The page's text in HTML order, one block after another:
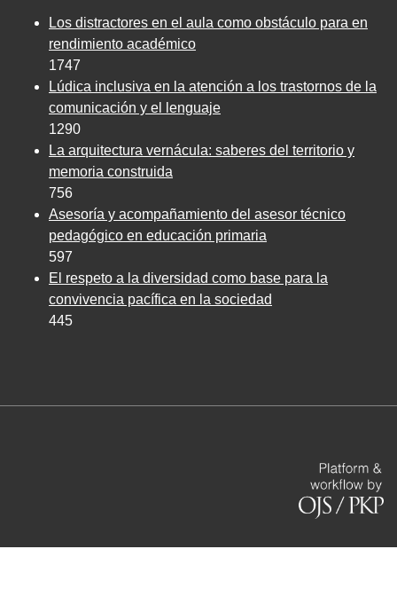
Los distractores en el aula como obstáculo para en
rendimiento académico
1747
Lúdica inclusiva en la atención a los trastornos de la
comunicación y el lenguaje
1290
La arquitectura vernácula: saberes del territorio y
memoria construida
756
Asesoría y acompañamiento del asesor técnico
pedagógico en educación primaria
597
El respeto a la diversidad como base para la
convivencia pacífica en la sociedad
445